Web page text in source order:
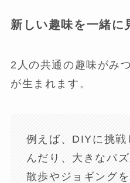
新しい趣味を一緒に
2人の共通の趣味がみ
が生まれます。
例えば、DIYに挑戦
んだり、大きなパ
散歩やジョギング